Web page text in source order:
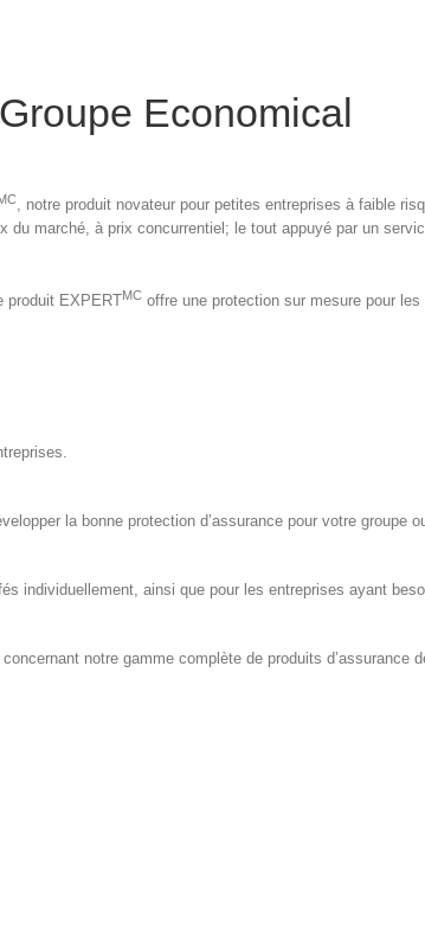
Economical
, notre produit novateur pour petites entreprises à faible
marché, à prix concurrentiel; le tout appuyé par un
produit EXPERTMC offre une protection sur mesure pour
la bonne protection d’assurance pour votre groupe
individuellement, ainsi que pour les entreprises ayant
notre gamme complète de produits d’assurance